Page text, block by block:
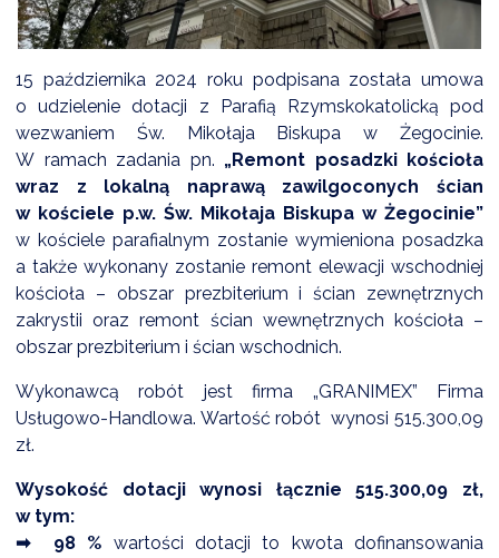
EWIDENCJA EMISYJNOŚCI BUDYNKÓW (CEEB)
15 października 2024 roku podpisana została umowa
o udzielenie dotacji z Parafią Rzymskokatolicką pod
wezwaniem Św. Mikołaja Biskupa w Żegocinie.
W ramach zadania pn. „Remont posadzki kościoła
wraz z lokalną naprawą zawilgoconych ścian
w kościele p.w. Św. Mikołaja Biskupa w Żegocinie”
w kościele parafialnym zostanie wymieniona posadzka
a także wykonany zostanie remont elewacji wschodniej
kościoła – obszar prezbiterium i ścian zewnętrznych
zakrystii oraz remont ścian wewnętrznych kościoła –
obszar prezbiterium i ścian wschodnich.
Wykonawcą robót jest firma „GRANIMEX” Firma
Usługowo-Handlowa. Wartość robót wynosi 515.300,09
zł.
Wysokość dotacji wynosi łącznie 515.300,09 zł,
w tym:
➡ 98 % wartości dotacji to kwota dofinansowania